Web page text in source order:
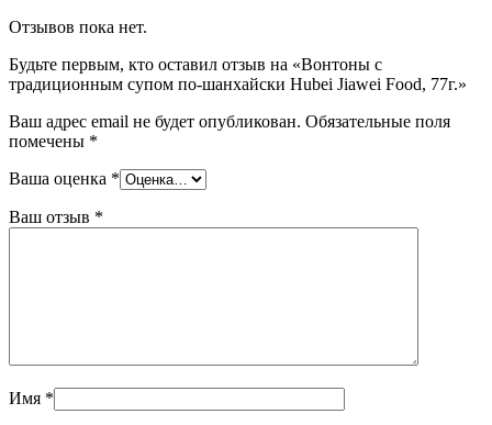
Отзывов пока нет.
Будьте первым, кто оставил отзыв на «Вонтоны с
традиционным супом по-шанхайски Hubei Jiawei Food, 77г.»
Ваш адрес email не будет опубликован. Обязательные поля
помечены *
Ваша оценка *
Ваш отзыв *
Имя *